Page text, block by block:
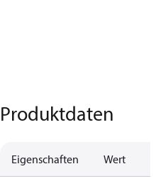
Produktdaten
Eigenschaften Wert